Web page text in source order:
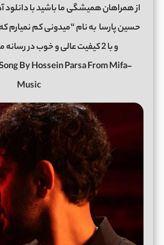
از همراهان همیشگی ما باشید با دانلود
حسین پارسا به نام “میدونی کم
و با 2 کیفیت عالی و خوب در رسانه معتبر
By Hossein Parsa From Mifa-
Music